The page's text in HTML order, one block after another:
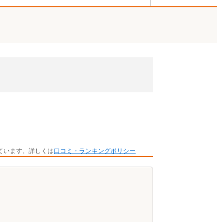
います。詳しくは口コミ・ランキングポリシー